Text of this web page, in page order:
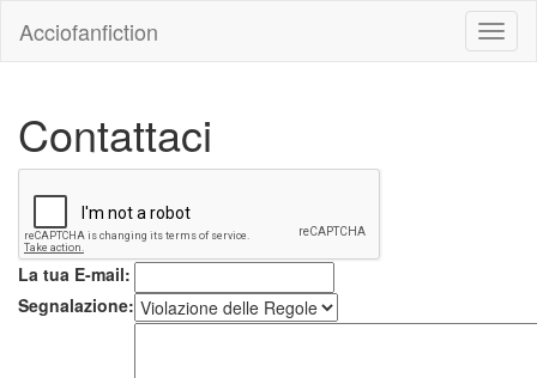
Acciofanfiction
Contattaci
La tua E-mail:
Segnalazione: